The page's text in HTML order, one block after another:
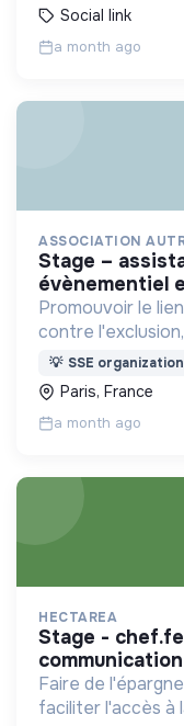
Social link
a month ago
ASSOCIATION
stage – assistant·e chef·fe de projet
évènementiel
Promouvoir le
contre
l'isolement
💡 SSE organization
Paris, France
a month ago
HECTAREA
stage - chef.fe de projet marketing &
communication
Faire de
faciliter l'accès à